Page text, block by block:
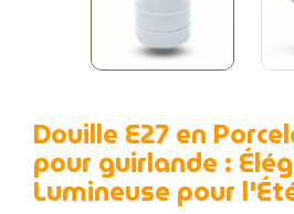
Douille E27 en
pour guirlande :
Lumineuse pour